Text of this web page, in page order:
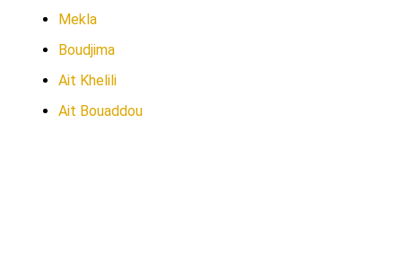
Mekla
Boudjima
Ait Khelili
Ait Bouaddou